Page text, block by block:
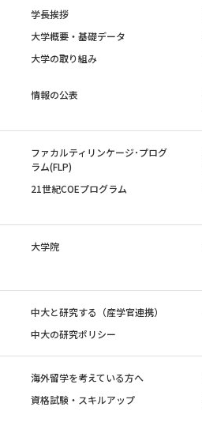
学長挨拶
大学概要・基礎データ
大学の取り組み
情報の公表
ファカルティリンケージ･プログ
ラム(FLP)
21世紀COEプログラム
大学院
中大と研究する（産学官連携）
中大の研究ポリシー
海外留学を考えている方へ
資格試験・スキルアップ